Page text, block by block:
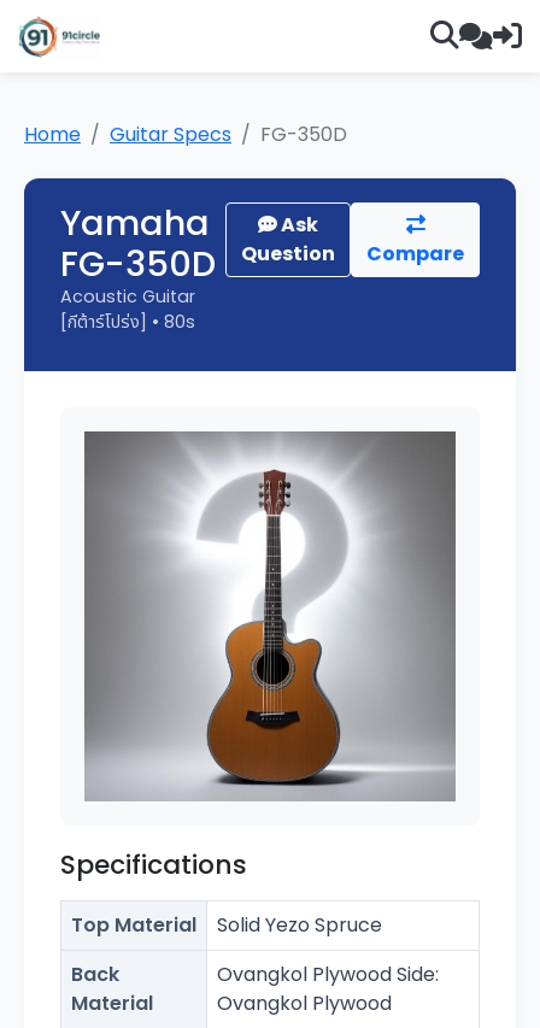
Home Guitar Specs FG-350D
Yamaha
FG-350D
Acoustic Guitar
[กีต้าร์โปร่ง] • 80s
Ask
Question
Compare
Specifications
Top Material
Solid Yezo Spruce
Back
Material
Ovangkol Plywood Side:
Ovangkol Plywood